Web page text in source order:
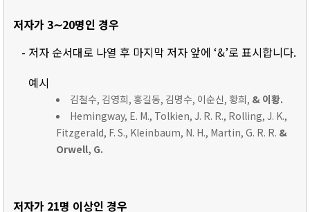
저자가 3∼20명인 경우
- 저자 순서대로 나열 후 마지막 저자 앞에 ‘&’로 표시합니다.
예시
김철수, 김영희, 홍길동, 김명수, 이순신, 황희, & 이황.
Hemingway, E. M., Tolkien, J. R. R., Rolling, J. K.,
Fitzgerald, F. S., Kleinbaum, N. H., Martin, G. R. R. &
Orwell, G.
저자가 21명 이상인 경우